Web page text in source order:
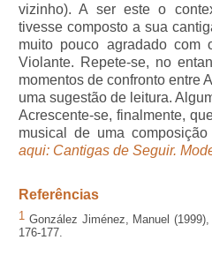
vizinho). A ser este o
tivesse composto a sua
muito pouco agradado com
Violante. Repete-se, no
momentos de confronto entre
uma sugestão de leitura.
Acrescente-se, finalmente,
musical de uma
aqui: Cantigas de Seguir.
Referências
1 González Jiménez, Manuel
176-177.